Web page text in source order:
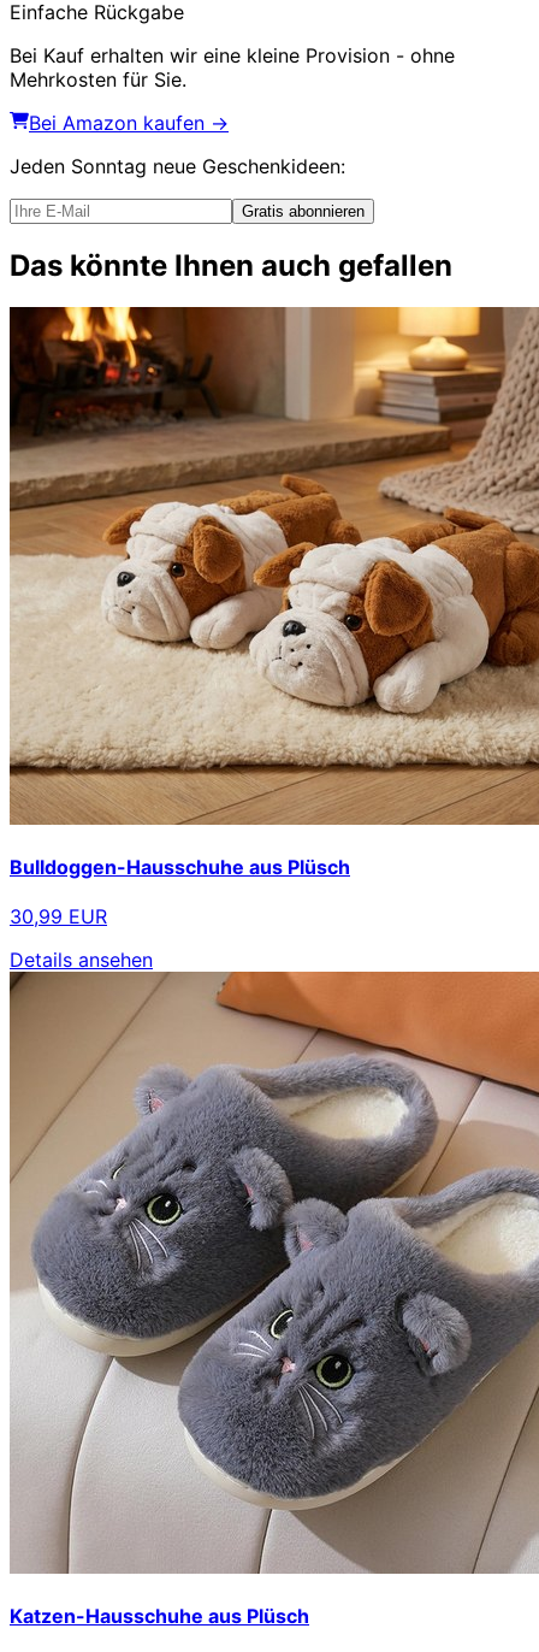
Einfache Rückgabe
Bei Kauf erhalten wir eine kleine Provision - ohne
Mehrkosten für Sie.
Bei Amazon kaufen →
Jeden Sonntag neue Geschenkideen:
Gratis abonnieren
Das könnte Ihnen auch gefallen
Bulldoggen-Hausschuhe aus Plüsch
30,99 EUR
Details ansehen
Katzen-Hausschuhe aus Plüsch